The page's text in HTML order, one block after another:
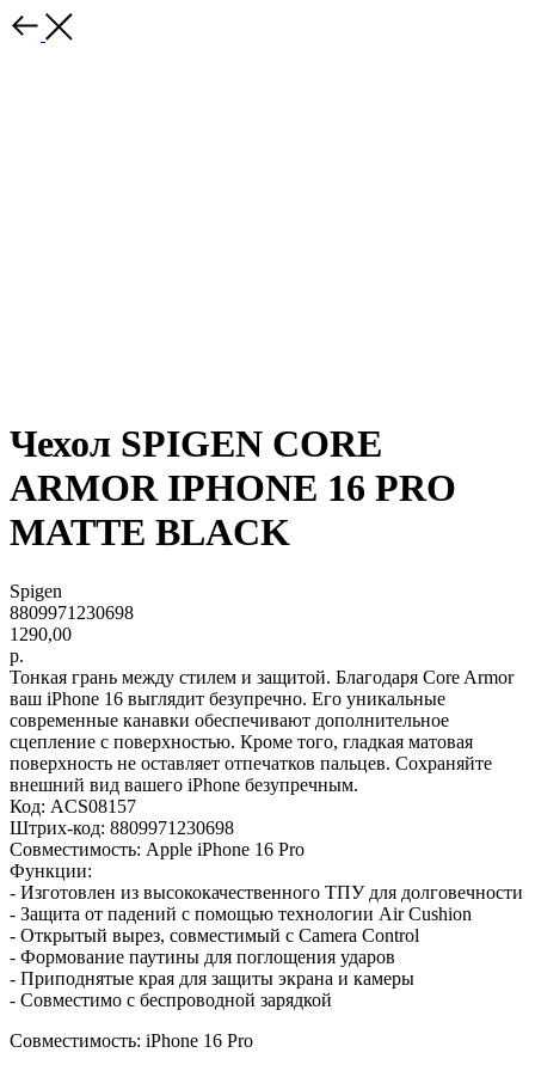
Чехол SPIGEN CORE
ARMOR IPHONE 16 PRO
MATTE BLACK
Spigen
8809971230698
1290,00
р.
Тонкая грань между стилем и защитой. Благодаря Core Armor
ваш iPhone 16 выглядит безупречно. Его уникальные
современные канавки обеспечивают дополнительное
сцепление с поверхностью. Кроме того, гладкая матовая
поверхность не оставляет отпечатков пальцев. Сохраняйте
внешний вид вашего iPhone безупречным.
Код: ACS08157
Штрих-код: 8809971230698
Совместимость: Apple iPhone 16 Pro
Функции:
- Изготовлен из высококачественного ТПУ для долговечности
- Защита от падений с помощью технологии Air Cushion
- Открытый вырез, совместимый с Camera Control
- Формование паутины для поглощения ударов
- Приподнятые края для защиты экрана и камеры
- Совместимо с беспроводной зарядкой
Совместимость: iPhone 16 Pro